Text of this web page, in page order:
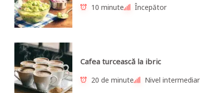
10 minute Începător
Cafea turcească la ibric
20 de minute Nivel intermediar